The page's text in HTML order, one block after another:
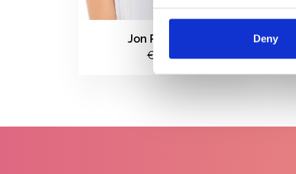
Deny
Jon Renau Mila
€398,00